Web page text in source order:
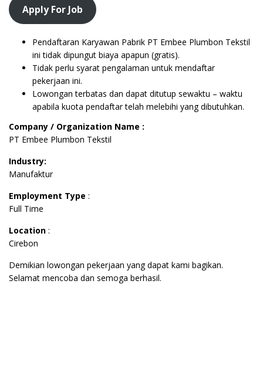
Apply For Job
Pendaftaran Karyawan Pabrik PT Embee Plumbon Tekstil
ini tidak dipungut biaya apapun (gratis).
Tidak perlu syarat pengalaman untuk mendaftar
pekerjaan ini.
Lowongan terbatas dan dapat ditutup sewaktu – waktu
apabila kuota pendaftar telah melebihi yang dibutuhkan.
Company / Organization Name :
PT Embee Plumbon Tekstil
Industry:
Manufaktur
Employment Type :
Full Time
Location :
Cirebon
Demikian lowongan pekerjaan yang dapat kami bagikan.
Selamat mencoba dan semoga berhasil.